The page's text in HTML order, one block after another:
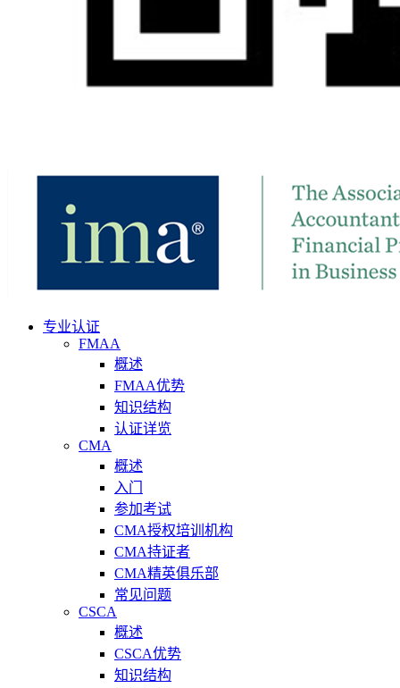
专业认证
FMAA
概述
FMAA优势
知识结构
认证详览
CMA
概述
入门
参加考试
CMA授权培训机构
CMA持证者
CMA精英俱乐部
常见问题
CSCA
概述
CSCA优势
知识结构